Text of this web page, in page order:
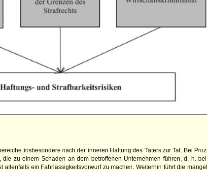
insbesondere nach der inneren Haltung des Täters zur Tat. Bei
die zu einem Schaden an dem betroffenen Unternehmen führen, d. h.
allenfalls ein Fahrlässigkeitsvorwurf zu machen. Weiterhin führt die